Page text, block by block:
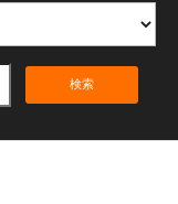
検索